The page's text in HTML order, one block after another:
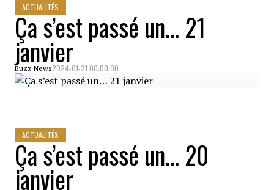
ACTUALITÉS
Ça s’est passé un… 21
janvier
Buzz News2024-01-21 00:00:00
ACTUALITÉS
Ça s’est passé un… 20
janvier